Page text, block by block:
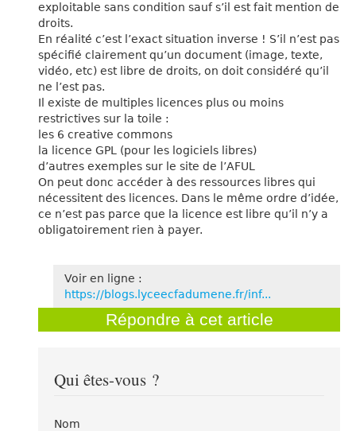
exploitable sans condition sauf s’il est fait mention de
droits.
En réalité c’est l’exact situation inverse ! S’il n’est pas
spécifié clairement qu’un document (image, texte,
vidéo, etc) est libre de droits, on doit considéré qu’il
ne l’est pas.
Il existe de multiples licences plus ou moins
restrictives sur la toile :
les 6 creative commons
la licence GPL (pour les logiciels libres)
d’autres exemples sur le site de l’AFUL
On peut donc accéder à des ressources libres qui
nécessitent des licences. Dans le même ordre d’idée,
ce n’est pas parce que la licence est libre qu’il n’y a
obligatoirement rien à payer.
Voir en ligne :
https://blogs.lyceecfadumene.fr/inf...
Répondre à cet article
Qui êtes-vous ?
Nom